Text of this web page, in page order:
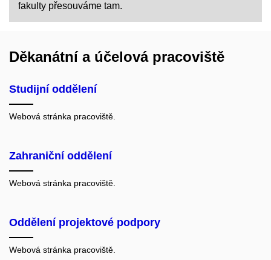
fakulty přesouváme tam.
Děkanátní a účelová pracoviště
Studijní oddělení
Webová stránka pracoviště.
Zahraniční oddělení
Webová stránka pracoviště.
Oddělení projektové podpory
Webová stránka pracoviště.